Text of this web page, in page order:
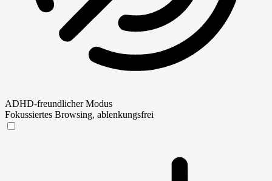
ADHD-freundlicher Modus
Fokussiertes Browsing, ablenkungsfrei